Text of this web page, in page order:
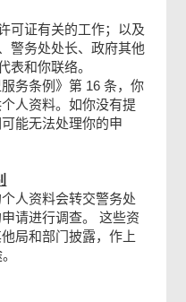
可证有关的工作；以及
警务处处长、政府其他
表和你联络。
务条例》第 16 条，你
人资料。如你没有提
能无法处理你的申
人资料会转交警务处
请进行调查。 这些资
局和部门披露，作上